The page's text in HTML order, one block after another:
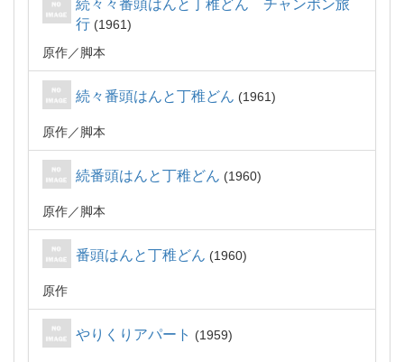
続々々番頭はんと丁稚どん チャンポン旅
行
1961
原作
脚本
続々番頭はんと丁稚どん 1961
原作 脚本
続番頭はんと丁稚どん 1960
原作 脚本
番頭はんと丁稚どん 1960
原作
やりくりアパート 1959